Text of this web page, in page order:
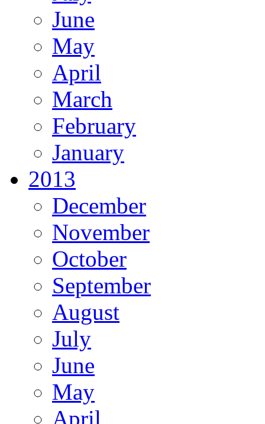
June
May
April
March
February
January
2013
December
November
October
September
August
July
June
May
April